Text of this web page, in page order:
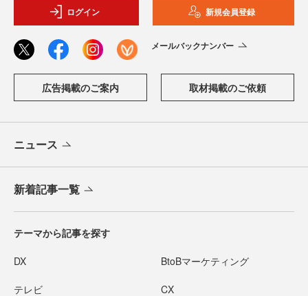
ログイン 新規会員登録
メールバックナンバー
広告掲載のご案内 取材掲載のご依頼
ニュース
新着記事一覧
テーマから記事を探す
DX BtoBマーケティング
テレビ CX